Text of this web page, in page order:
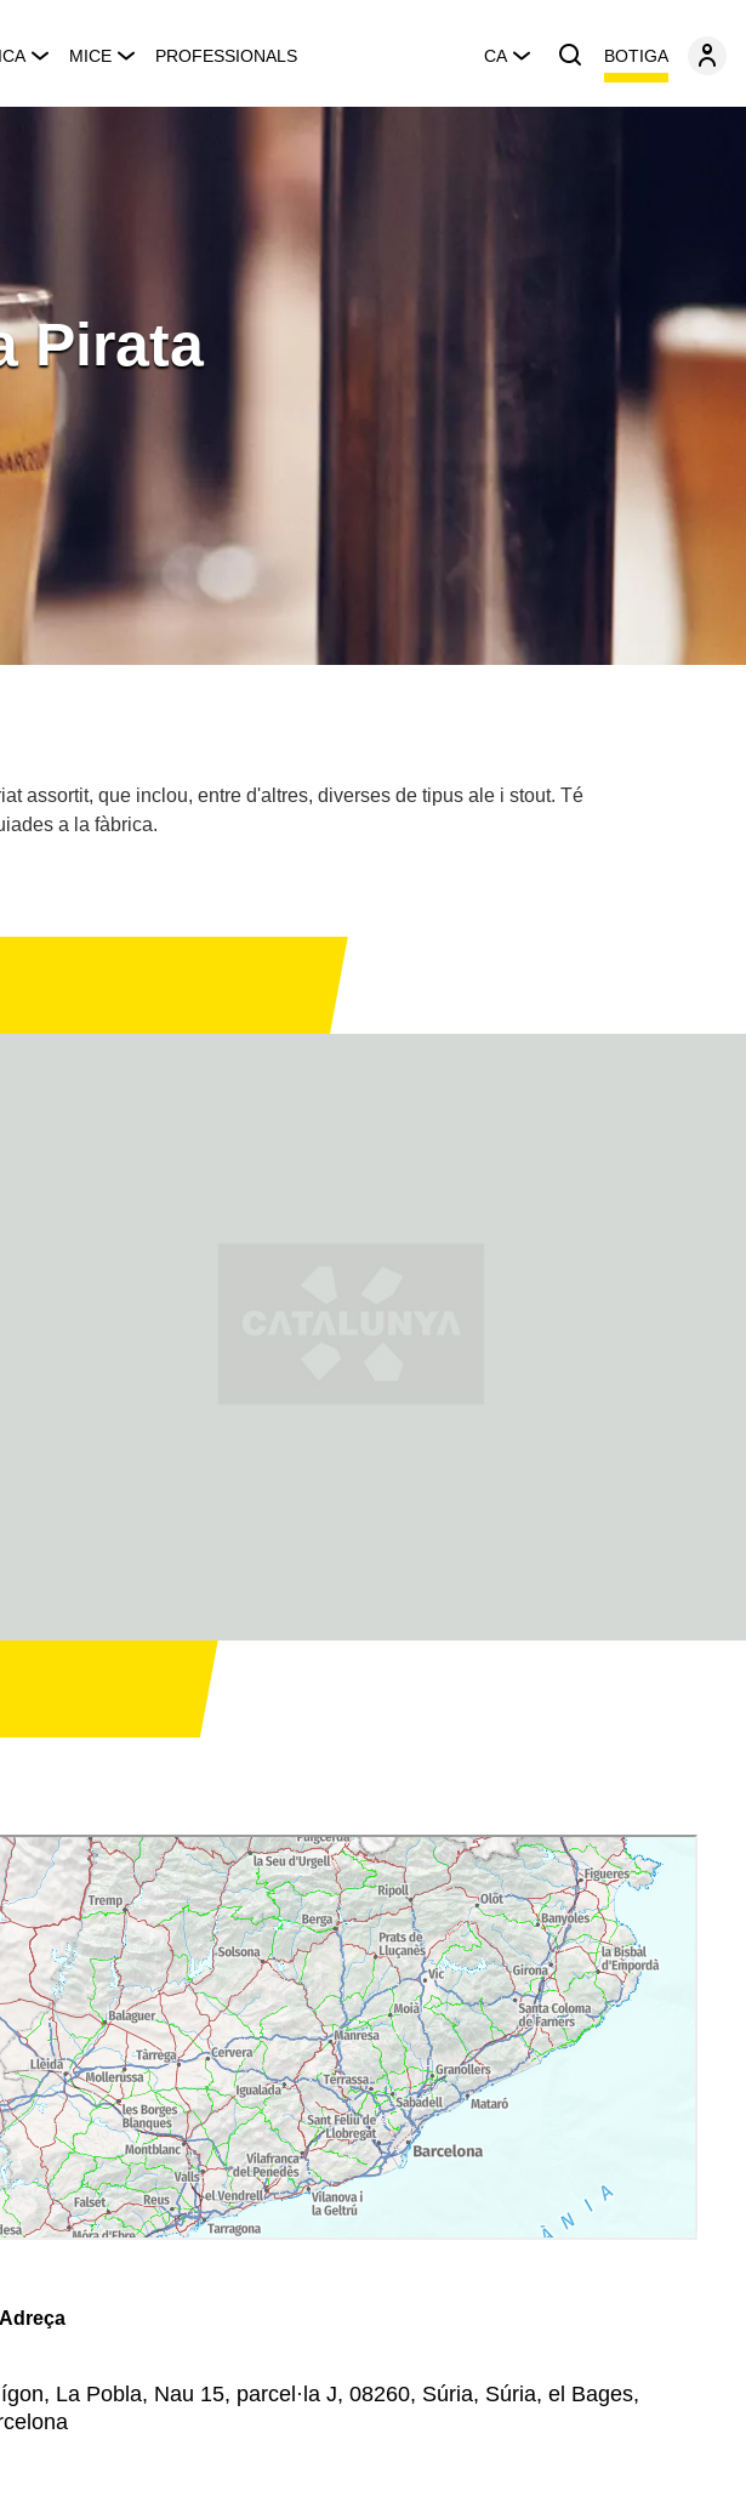
MICE PROFESSIONALS CA BOTIGA
Pirata
assortit, que inclou, entre d'altres, diverses de tipus ale i stout. Té
a la fàbrica.
Adreça
La Pobla, Nau 15, parcel·la J, 08260, Súria, Súria, el Bages,